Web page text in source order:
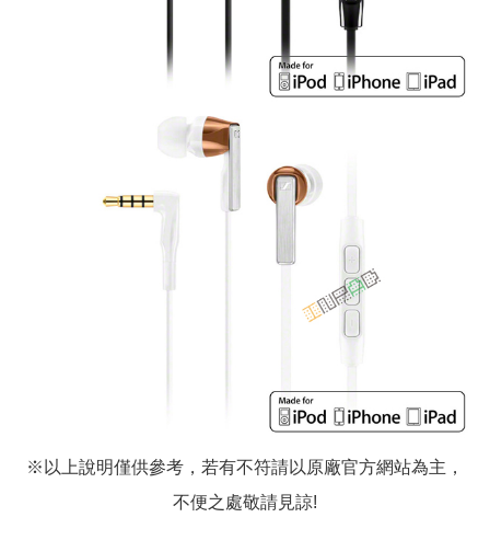
※以上說明僅供參考，若有不符請以原廠官方網站為主，
不便之處敬請見諒!